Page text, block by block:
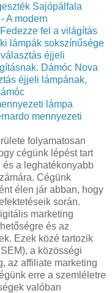
Sajópálfala
A modern
Fedezze fel a világítás
lámpák sokszínűsége
éjjeli
Dámóc Nova
éjjeli lámpának,
lámpa
mennyezeti
folyamatosan
cégünk lépést tart
a leghatékonyabb
Cégünk
élen jár abban, hogy
során.
marketing
és az
Ezek közé tartozik
a közösségi
az affiliate marketing
erre a szemléletre
valóban